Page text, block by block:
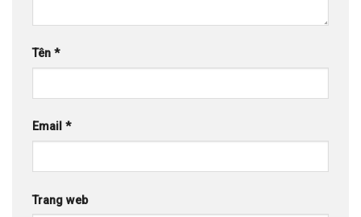
Tên *
Email *
Trang web